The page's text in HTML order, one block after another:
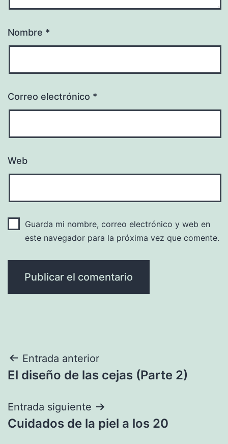
Nombre *
Correo electrónico *
Web
Guarda mi nombre, correo electrónico y web en
este navegador para la próxima vez que comente.
Navegación
de
entradas
Entrada anterior
El diseño de las cejas (Parte 2)
Entrada siguiente
Cuidados de la piel a los 20